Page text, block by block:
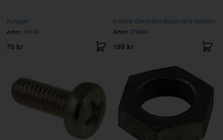
Kullager
Artnr: 11010
75 kr
Kolsats Generator Bosch B18 likström
Artnr: 273500
189 kr